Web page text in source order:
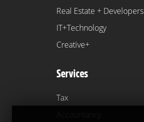
Real Estate + Developers
IT+Technology
Creative+
Services
Tax